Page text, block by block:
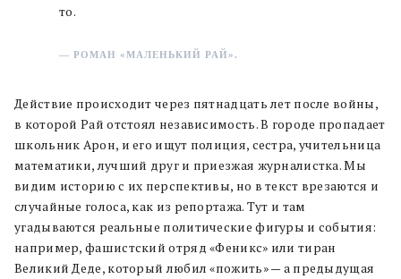
то.
— РОМАН «МАЛЕНЬКИЙ РАЙ».
Действие происходит через пятнадцать лет после войны,
в которой Рай отстоял независимость. В городе пропадает
школьник Арон, и его ищут полиция, сестра, учительница
математики, лучший друг и приезжая журналистка. Мы
видим историю с их перспективы, но в текст врезаются и
случайные голоса, как из репортажа. Тут и там
угадываются реальные политические фигуры и события:
например, фашистский отряд «Феникс» или тиран
Великий Деде, который любил «пожить» — а предыдущая